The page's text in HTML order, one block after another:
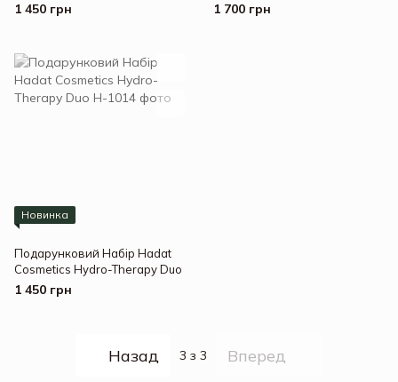
1 450 грн 1 700 грн
Новинка
Подарунковий Набір Hadat
Cosmetics Hydro-Therapy Duo
1 450 грн
Назад 3 з 3 Вперед